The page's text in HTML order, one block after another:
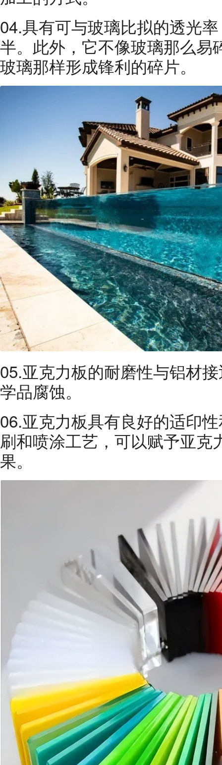
04.具有可与玻璃比拟的透光
半。此外，它不像玻璃那么易
玻璃那样形成锋利的碎片。
05.亚克力板的耐磨性与铝材
学品腐蚀。
06.亚克力板具有良好的适印
刷和喷涂工艺，可以赋予亚克
果。